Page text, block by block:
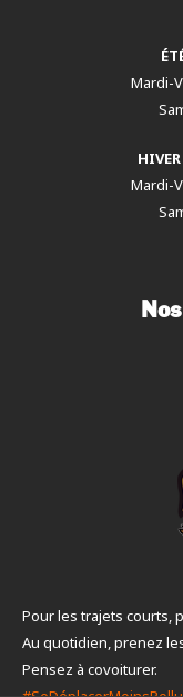
Mardi-
Mardi-
Pour les trajets courts,
Au quotidien, prenez
Pensez à covoiturer.